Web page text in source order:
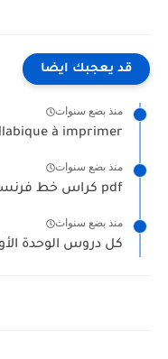
قد يعجبك ايضا
منذ بضع سنوات
à imprimer
منذ بضع سنوات
كراس خط فرنسية رائعة pdf
منذ بضع سنوات
كل دروس الوحدة